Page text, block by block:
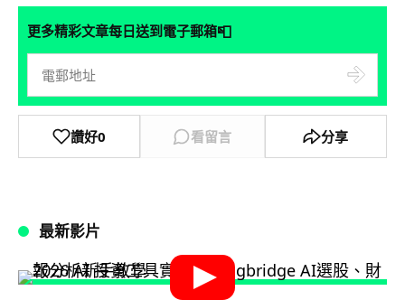
更多精彩文章每日送到電子郵箱📮
讚好0 看留言 分享
最新影片